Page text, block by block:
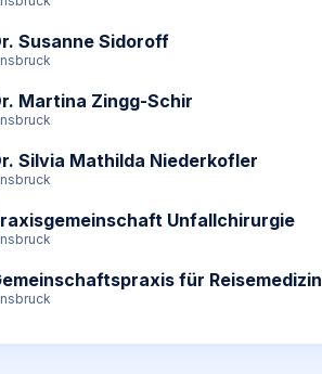
Susanne Sidoroff
Martina Zingg-Schir
Silvia Mathilda Niederkofler
Unfallchirurgie
für Reisemedizin